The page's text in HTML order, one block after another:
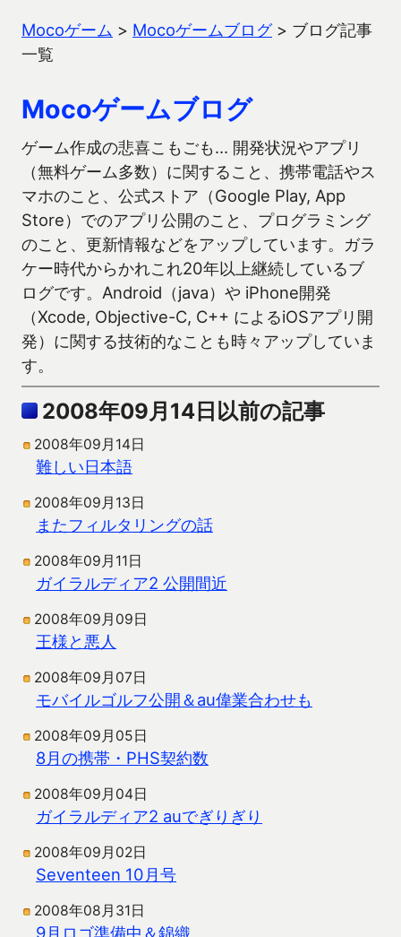
Mocoゲーム > Mocoゲームブログ> ブログ記事
一覧
Mocoゲームブログ
ゲーム作成の悲喜こもごも… 開発状況やアプリ
（無料ゲーム多数）に関すること、携帯電話やス
マホのこと、公式ストア（Google Play, App
Store）でのアプリ公開のこと、プログラミング
のこと、更新情報などをアップしています。ガラ
ケー時代からかれこれ20年以上継続しているブ
ログです。Android（java）や iPhone開発
（Xcode, Objective-C, C++ によるiOSアプリ開
発）に関する技術的なことも時々アップしていま
す。
2008年09月14日以前の記事
2008年09月14日
難しい日本語
2008年09月13日
またフィルタリングの話
2008年09月11日
ガイラルディア2 公開間近
2008年09月09日
王様と悪人
2008年09月07日
モバイルゴルフ公開＆au偉業合わせも
2008年09月05日
8月の携帯・PHS契約数
2008年09月04日
ガイラルディア2 auでぎりぎり
2008年09月02日
Seventeen 10月号
2008年08月31日
9月ロゴ準備中＆錦織